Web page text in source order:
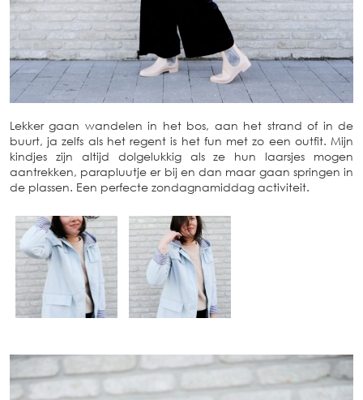
Lekker gaan wandelen in het bos, aan het strand of in de
buurt, ja zelfs als het regent is het fun met zo een outfit. Mijn
kindjes zijn altijd dolgelukkig als ze hun laarsjes mogen
aantrekken, parapluutje er bij en dan maar gaan springen in
de plassen. Een perfecte zondagnamiddag activiteit.